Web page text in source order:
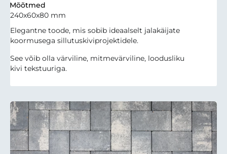
Mõõtmed
240x60x80 mm
Elegantne toode, mis sobib ideaalselt jalakäijate
koormusega sillutuskiviprojektidele.
See võib olla värviline, mitmevärviline, loodusliku
kivi tekstuuriga.